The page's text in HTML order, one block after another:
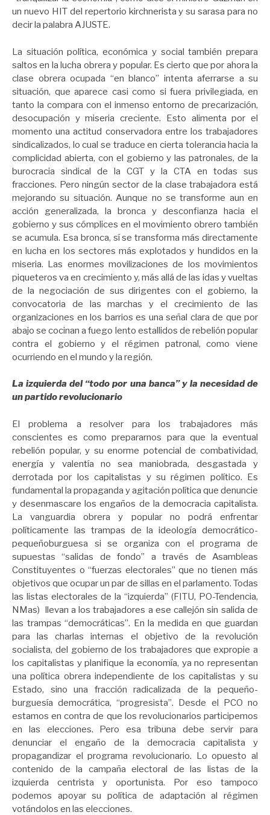
un nuevo HIT del repertorio kirchnerista y su sarasa para no
decir la palabra AJUSTE.
La situación política, económica y social también prepara
saltos en la lucha obrera y popular. Es cierto que por ahora la
clase obrera ocupada “en blanco” intenta aferrarse a su
situación, que aparece casi como si fuera privilegiada, en
tanto la compara con el inmenso entorno de precarización,
desocupación y miseria creciente. Esto alimenta por el
momento una actitud conservadora entre los trabajadores
sindicalizados, lo cual se traduce en cierta tolerancia hacia la
complicidad abierta, con el gobierno y las patronales, de la
burocracia sindical de la CGT y la CTA en todas sus
fracciones. Pero ningún sector de la clase trabajadora está
mejorando su situación. Aunque no se transforme aun en
acción generalizada, la bronca y desconfianza hacia el
gobierno y sus cómplices en el movimiento obrero también
se acumula. Esa bronca, sí se transforma más directamente
en lucha en los sectores más explotados y hundidos en la
miseria. Las enormes movilizaciones de los movimientos
piqueteros va en crecimiento y, más allá de las idas y vueltas
de la negociación de sus dirigentes con el gobierno, la
convocatoria de las marchas y el crecimiento de las
organizaciones en los barrios es una señal clara de que por
abajo se cocinan a fuego lento estallidos de rebelión popular
contra el gobierno y el régimen patronal, como viene
ocurriendo en el mundo y la región.
La izquierda del “todo por una banca” y la necesidad de
un partido revolucionario
El problema a resolver para los trabajadores más
conscientes es como prepararnos para que la eventual
rebelión popular, y su enorme potencial de combatividad,
energía y valentía no sea maniobrada, desgastada y
derrotada por los capitalistas y su régimen político. Es
fundamental la propaganda y agitación política que denuncie
y desenmascare los engaños de la democracia capitalista.
La vanguardia obrera y popular no podrá enfrentar
políticamente las trampas de la ideología democrático-
pequeñoburguesa si se organiza con el programa de
supuestas “salidas de fondo” a través de Asambleas
Constituyentes o “fuerzas electorales” que no tienen más
objetivos que ocupar un par de sillas en el parlamento. Todas
las listas electorales de la “izquierda” (FITU, PO-Tendencia,
NMas) llevan a los trabajadores a ese callejón sin salida de
las trampas “democráticas”. En la medida en que guardan
para las charlas internas el objetivo de la revolución
socialista, del gobierno de los trabajadores que expropie a
los capitalistas y planifique la economía, ya no representan
una política obrera independiente de los capitalistas y su
Estado, sino una fracción radicalizada de la pequeño-
burguesía democrática, “progresista”. Desde el PCO no
estamos en contra de que los revolucionarios participemos
en las elecciones. Pero esa tribuna debe servir para
denunciar el engaño de la democracia capitalista y
propagandizar el programa revolucionario. Lo opuesto al
contenido de la campaña electoral de las listas de la
izquierda centrista y oportunista. Por eso tampoco
podemos apoyar su política de adaptación al régimen
votándolos en las elecciones.